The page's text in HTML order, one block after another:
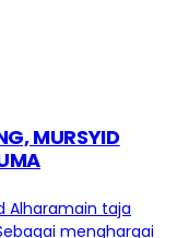
MURSYID
Alharamain taja
menghargai